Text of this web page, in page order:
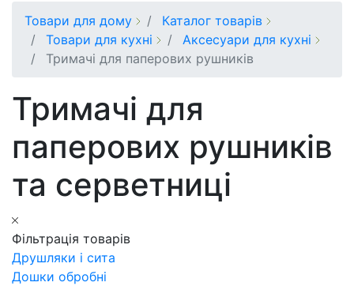
Товари для дому
Каталог товарів
Товари для кухні
Аксесуари для кухні
Тримачі для паперових рушників
Тримачі для
паперових рушників
та серветниці
Фільтрація товарів
Друшляки і сита
Дошки обробні